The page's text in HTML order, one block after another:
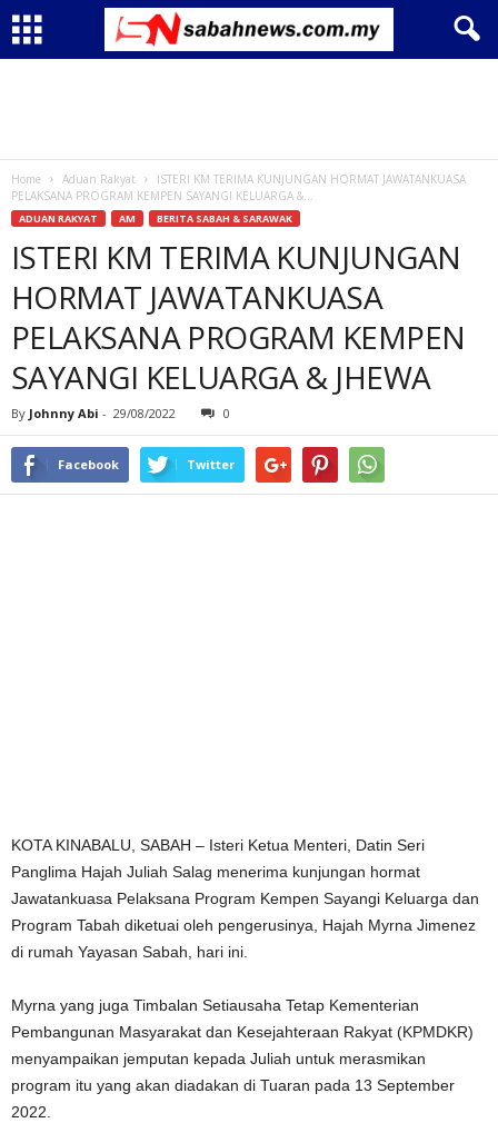
Home Aduan Rakyat
ISTERI KM TERIMA KUNJUNGAN HORMAT JAWATANKUASA
PELAKSANA PROGRAM KEMPEN SAYANGI KELUARGA &...
ADUAN RAKYAT AM BERITA SABAH & SARAWAK
ISTERI KM TERIMA KUNJUNGAN
HORMAT JAWATANKUASA
PELAKSANA PROGRAM KEMPEN
SAYANGI KELUARGA & JHEWA
By Johnny Abi - 29/08/2022 0
Facebook Twitter
KOTA KINABALU, SABAH – Isteri Ketua Menteri, Datin Seri
Panglima Hajah Juliah Salag menerima kunjungan hormat
Jawatankuasa Pelaksana Program Kempen Sayangi Keluarga dan
Program Tabah diketuai oleh pengerusinya, Hajah Myrna Jimenez
di rumah Yayasan Sabah, hari ini.
Myrna yang juga Timbalan Setiausaha Tetap Kementerian
Pembangunan Masyarakat dan Kesejahteraan Rakyat (KPMDKR)
menyampaikan jemputan kepada Juliah untuk merasmikan
program itu yang akan diadakan di Tuaran pada 13 September
2022.